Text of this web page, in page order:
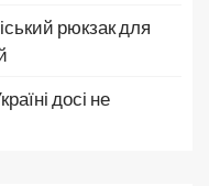
рюкзак для
досі не